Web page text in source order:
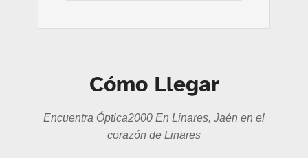
Cómo Llegar
Encuentra Óptica2000 En Linares, Jaén en el
corazón de Linares